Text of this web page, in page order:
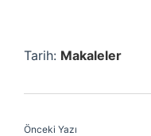
Tarih: Makaleler
Önceki Yazı